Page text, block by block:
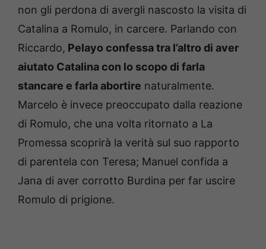
non gli perdona di avergli nascosto la visita di
Catalina a Romulo, in carcere. Parlando con
Riccardo, Pelayo confessa tra l’altro di aver
aiutato Catalina con lo scopo di farla
stancare e farla abortire naturalmente.
Marcelo è invece preoccupato dalla reazione
di Romulo, che una volta ritornato a La
Promessa scoprirà la verità sul suo rapporto
di parentela con Teresa; Manuel confida a
Jana di aver corrotto Burdina per far uscire
Romulo di prigione.